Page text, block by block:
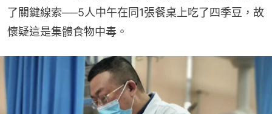
了關鍵線索──5人中午在同1張餐桌上吃了四季豆，故
懷疑這是集體食物中毒。